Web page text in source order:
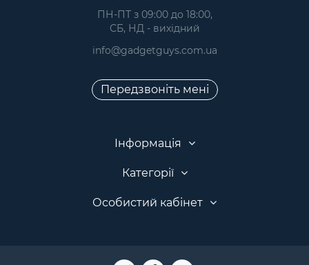
ПН-ПТ з 09:00 до 18:00,
СБ, НД - вихідний
info@gadgetguys.com.ua
Передзвоніть мені
Інформація
Категорії
Особистий кабінет